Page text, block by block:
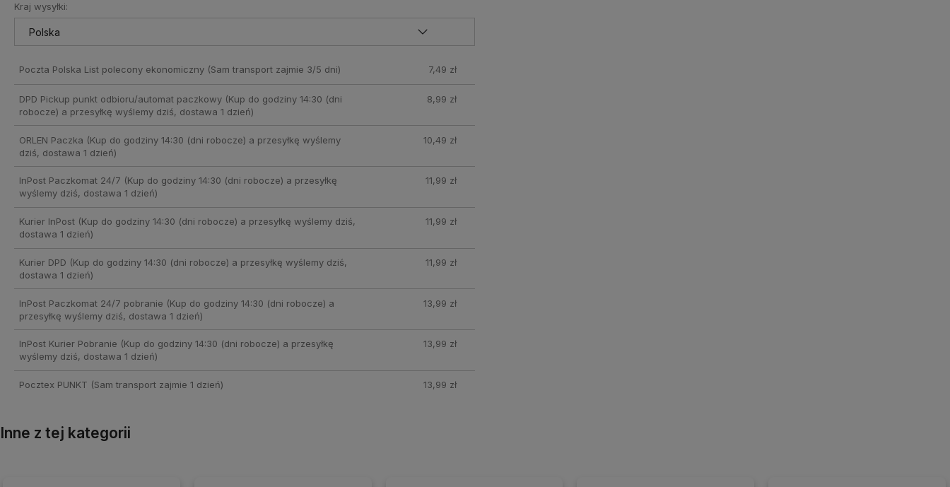
Kraj wysyłki:
Poczta Polska List polecony ekonomiczny (Sam transport zajmie 3/5 dni) 7,49 zł
DPD Pickup punkt odbioru/automat paczkowy(Kup do godziny 14:30 (dni
robocze) a przesyłkę wyślemy dziś, dostawa 1 dzień)
8,99 zł
ORLEN Paczka (Kup do godziny 14:30 (dni robocze) a przesyłkę wyślemy
dziś, dostawa 1 dzień)
10,49 zł
InPost Paczkomat 24/7 (Kup do godziny 14:30 (dni robocze) a przesyłkę
wyślemy dziś, dostawa 1 dzień)
11,99 zł
Kurier InPost(Kup do godziny 14:30 (dni robocze) a przesyłkę wyślemy dziś,
dostawa 1 dzień)
11,99 zł
Kurier DPD (Kup do godziny 14:30 (dni robocze) a przesyłkę wyślemy dziś,
dostawa 1 dzień)
11,99 zł
InPost Paczkomat 24/7 pobranie (Kup do godziny 14:30 (dni robocze) a
przesyłkę wyślemy dziś, dostawa 1 dzień)
13,99 zł
InPost Kurier Pobranie (Kup do godziny 14:30 (dni robocze) a przesyłkę
wyślemy dziś, dostawa 1 dzień)
13,99 zł
Pocztex PUNKT (Sam transport zajmie 1 dzień) 13,99 zł
Inne z tej kategorii